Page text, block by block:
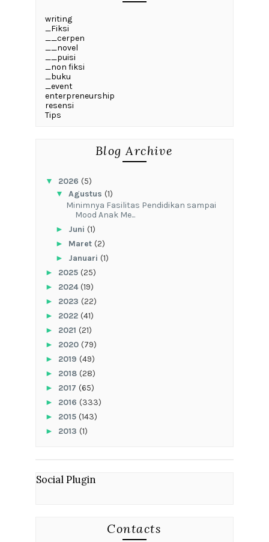
writing
_Fiksi
__cerpen
__novel
__puisi
_non fiksi
_buku
_event
enterpreneurship
resensi
Tips
Blog Archive
▼ 2026 (5)
▼ Agustus (1)
‎Minimnya Fasilitas Pendidikan sampai
Mood Anak Me...
► Juni (1)
► Maret (2)
► Januari (1)
► 2025 (25)
► 2024(19)
► 2023 (22)
► 2022 (41)
► 2021 (21)
► 2020 (79)
► 2019 (49)
► 2018 (28)
► 2017 (65)
► 2016 (333)
► 2015 (143)
► 2013 (1)
Social Plugin
Contacts